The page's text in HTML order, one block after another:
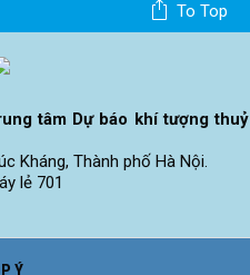
Viện
Khoa
Khí Hậu
To Top
tâm Dự báo khí tượng thuỷ
Kháng, Thành phố Hà Nội.
lẻ 701
Ý